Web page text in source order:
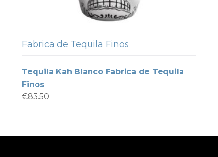
Fabrica de Tequila Finos
Tequila Kah Blanco Fabrica de Tequila
Finos
€83.50